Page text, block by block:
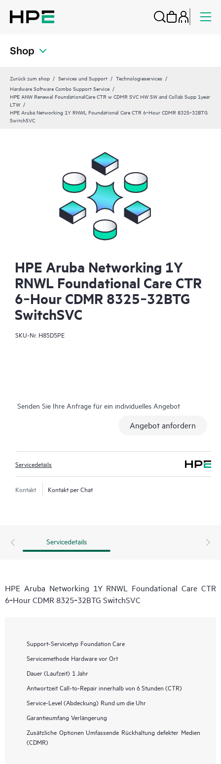
Shop
Zurück zum shop Services und Support
Technologieservices
Hardware Software Combo Support Service
HPE ANW Renewal FoundationalCare CTR w CDMR SVC HW SW and Collab Supp 1year
LTW
HPE Aruba Networking 1Y RNWL Foundational Care CTR 6‑Hour CDMR 8325‑32BTG
SwitchSVC
HPE Aruba Networking 1Y
RNWL Foundational Care CTR
6‑Hour CDMR 8325‑32BTG
SwitchSVC
SKU-Nr. H85D5PE
Senden Sie Ihre Anfrage für ein individuelles Angebot
Angebot anfordern
Servicedetails
Kontakt Kontakt per Chat
Servicedetails
HPE Aruba Networking 1Y RNWL Foundational Care CTR
6‑Hour CDMR 8325‑32BTG SwitchSVC
Support-Servicetyp Foundation Care
Servicemethode Hardware vor Ort
Dauer (Laufzeit) 1 Jahr
Antwortzeit Call-to-Repair innerhalb von 6 Stunden (CTR)
Service-Level (Abdeckung) Rund um die Uhr
Garantieumfang Verlängerung
Zusätzliche Optionen Umfassende Rückhaltung defekter Medien
(CDMR)